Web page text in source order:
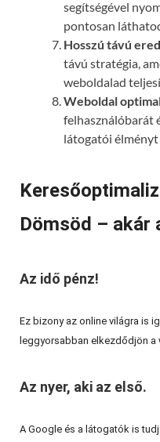
segítségével
pontosan
Hosszú távú
távú stratégia,
weboldalad
Weboldal
felhasználóbarát
látogatói élményt
Dömsöd – akár
Az idő pénz!
Ez bizony az online világra is
leggyorsabban elkezdődjön
Az nyer, aki az első.
A Google és a látogatók is